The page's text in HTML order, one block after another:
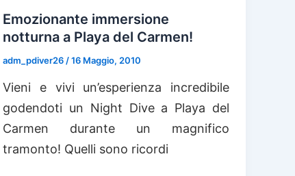
Emozionante immersione
notturna a Playa del Carmen!
adm_pdiver26 /16 Maggio, 2010
Vieni e vivi un’esperienza incredibile
godendoti un Night Dive a Playa del
Carmen durante un magnifico
tramonto! Quelli sono ricordi